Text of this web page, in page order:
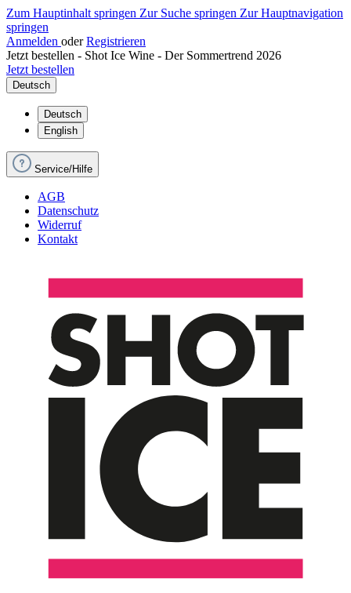
Zum Hauptinhalt springen Zur Suche springen Zur Hauptnavigation
springen
Anmelden oder Registrieren
Jetzt bestellen - Shot Ice Wine - Der Sommertrend 2026
Jetzt bestellen
Deutsch
Deutsch
English
Service/Hilfe
AGB
Datenschutz
Widerruf
Kontakt